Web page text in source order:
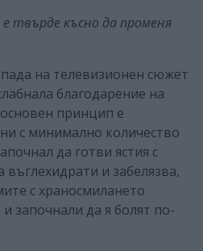
твърде късно да променя
на телевизионен сюжет
благодарение на
принцип е
с минимално количество
да готви ястия с
и забелязва,
с храносмилането
започнали да я болят по-